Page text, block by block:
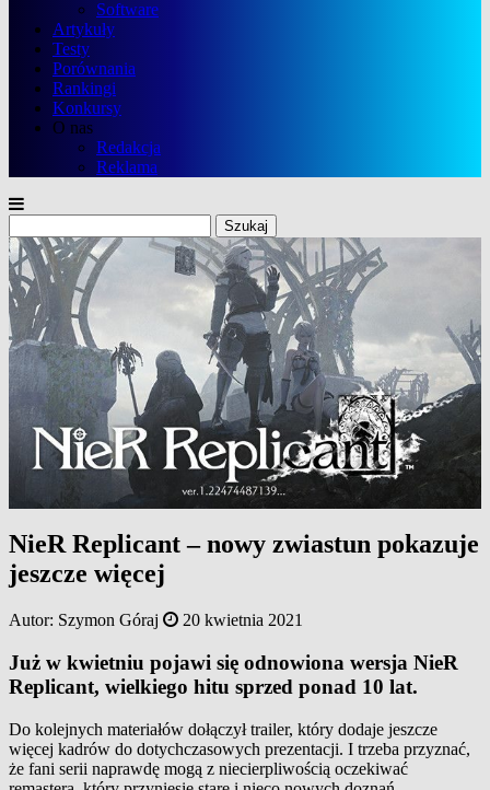
Software
Artykuły
Testy
Porównania
Rankingi
Konkursy
O nas
Redakcja
Reklama
NieR Replicant – nowy zwiastun pokazuje
jeszcze więcej
Autor: Szymon Góraj 20 kwietnia 2021
Już w kwietniu pojawi się odnowiona wersja NieR
Replicant, wielkiego hitu sprzed ponad 10 lat.
Do kolejnych materiałów dołączył trailer, który dodaje jeszcze
więcej kadrów do dotychczasowych prezentacji. I trzeba przyznać,
że fani serii naprawdę mogą z niecierpliwością oczekiwać